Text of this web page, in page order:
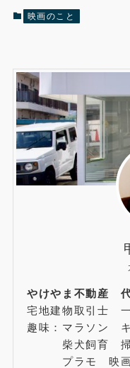
映画のこと
やけやま不動産
宅地建物取引士
趣味：マラソン
柴犬飼育 掃
プラモ 映画